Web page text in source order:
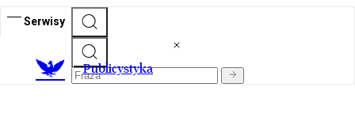
Serwisy
Publicystyka